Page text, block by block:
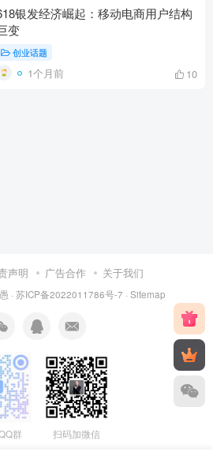
银发经济崛起：移动电商用户结构
变
创业话题
1个月前 10
声明 广告合作 关于我们
· 苏ICP备2022011786号-7 · Sitemap
群 扫码加微信